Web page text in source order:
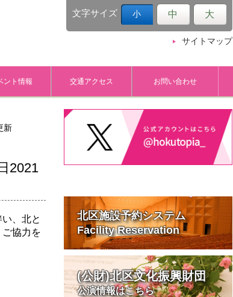
サイトマップ
文字サイズ 小 中 大
ント情報 交通アクセス お問い合わせ
新
2021
、北と
協力を
北区施設予約システム
Facility Reservation
(公財)北区文化振興財団
公演情報はこちら